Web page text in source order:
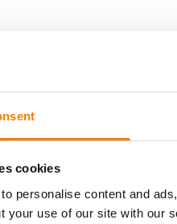
cookies
personalise content and
your use of our site with our